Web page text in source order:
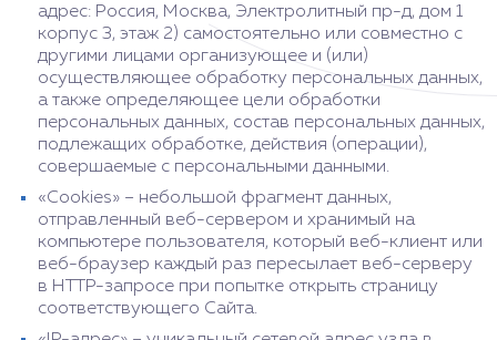
адрес: Россия, Москва, Электролитный пр-д, дом 1
корпус 3, этаж 2) самостоятельно или совместно с
другими лицами организующее и (или)
осуществляющее обработку персональных данных,
а также определяющее цели обработки
персональных данных, состав персональных данных,
подлежащих обработке, действия (операции),
совершаемые с персональными данными.
«Cookies» – небольшой фрагмент данных,
отправленный веб-сервером и хранимый на
компьютере пользователя, который веб-клиент или
веб-браузер каждый раз пересылает веб-серверу
в HTTP-запросе при попытке открыть страницу
соответствующего Сайта.